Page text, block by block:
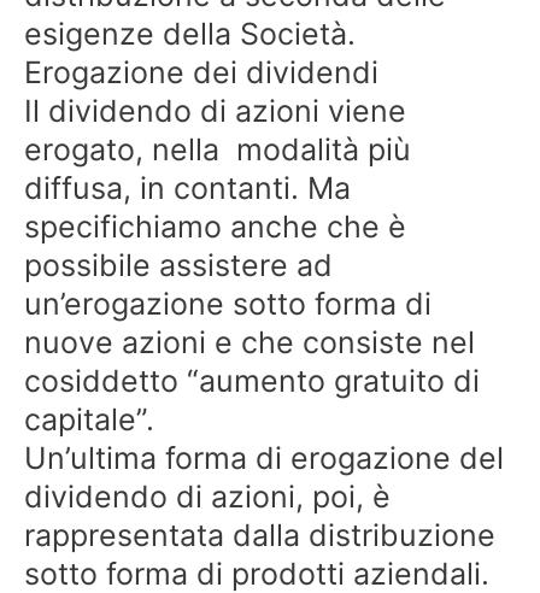
esigenze della Società.
Erogazione dei dividendi
Il dividendo di azioni viene
erogato, nella modalità più
diffusa, in contanti. Ma
specifichiamo anche che è
possibile assistere ad
un’erogazione sotto forma di
nuove azioni e che consiste nel
cosiddetto “aumento gratuito di
capitale”.
Un’ultima forma di erogazione del
dividendo di azioni, poi, è
rappresentata dalla distribuzione
sotto forma di prodotti aziendali.